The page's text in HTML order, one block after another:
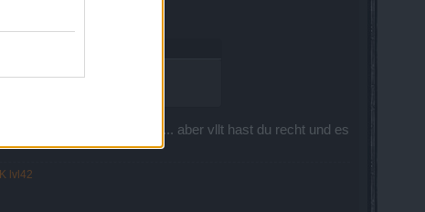
"Freundin" hinzukäme ... aber vllt hast du recht und es
lvl42